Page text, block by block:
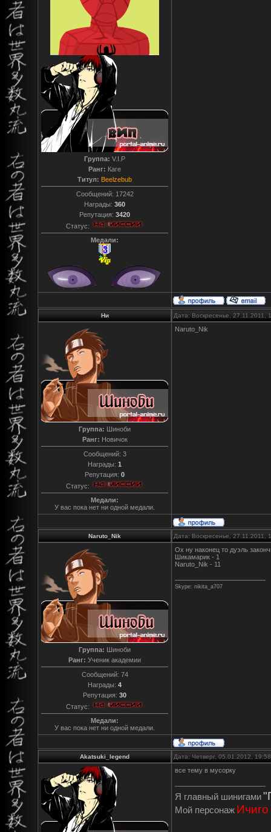
Группа: V.I.P
Ранг: Каге
Титул: Beelzebub
Сообщений: 17242
Награды: 360
Репутация: 3420
Статус:
Медали:
Ни Дата: Воскресенье,
Группа: Шиноби
Ранг: Новичок
Сообщений: 3
Награды: 1
Репутация: 0
Статус:
Медали:
У вас пока нет ни одной медали.
Naruto_Nik
Naruto_Nik Дата: Воскресенье,
Группа: Шиноби
Ранг: Ученик академии
Сообщений: 74
Награды: 4
Репутация: 30
Статус:
Медали:
У вас пока нет ни одной медали.
Ох ну наконец то дуэль
Шикамарик - 1
Naruto_Nik - 11
Skype: nikita_a707
Akatsuki_legend Дата: Четверг, 05.01.2012,
все тему в мусорку
Я главный шинигами
Мой персонаж